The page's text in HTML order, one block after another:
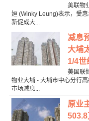
美联物
姮 (Winky Leung)表示，受
新促成大...
减息
大埔
1/4世
美国联
物业大埔 - 大埔市中心分行
市场减息...
原业